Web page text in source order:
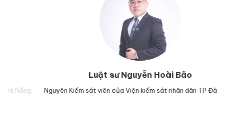
Luật sư Nguyễn Hoài Bão
Nguyên Kiểm sát viên của Viện kiểm sát nhân dân TP Đà Nẵng.